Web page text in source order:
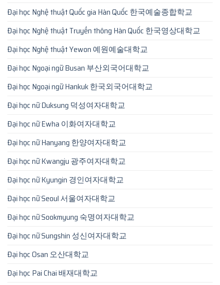
Đại học Nghệ thuật Quốc gia Hàn Quốc 한국예술종합학교
Đại học Nghệ thuật Truyền thông Hàn Quốc 한국영상대학교
Đại học Nghệ thuật Yewon 예원예술대학교
Đại học Ngoại ngữ Busan 부산외국어대학교
Đại học Ngoại ngữ Hankuk 한국외국어대학교
Đại học nữ Duksung 덕성여자대학교
Đại học nữ Ewha 이화여자대학교
Đại học nữ Hanyang 한양여자대학교
Đại học nữ Kwangju 광주여자대학교
Đại học nữ Kyungin 경인여자대학교
Đại học nữ Seoul 서울여자대학교
Đại học nữ Sookmyung 숙명여자대학교
Đại học nữ Sungshin 성신여자대학교
Đại học Osan 오산대학교
Đại học Pai Chai 배재대학교